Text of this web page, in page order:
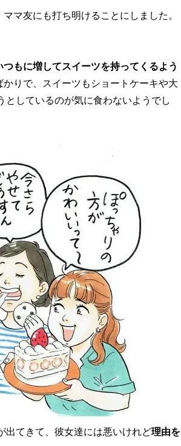
マ友にも打ち明けることにしました。
もに増してスイーツを持ってくるよう
りで、スイーツもショートケーキや大
しているのが気に食わないようでし
出てきて、彼女達には悪いけれど理由を